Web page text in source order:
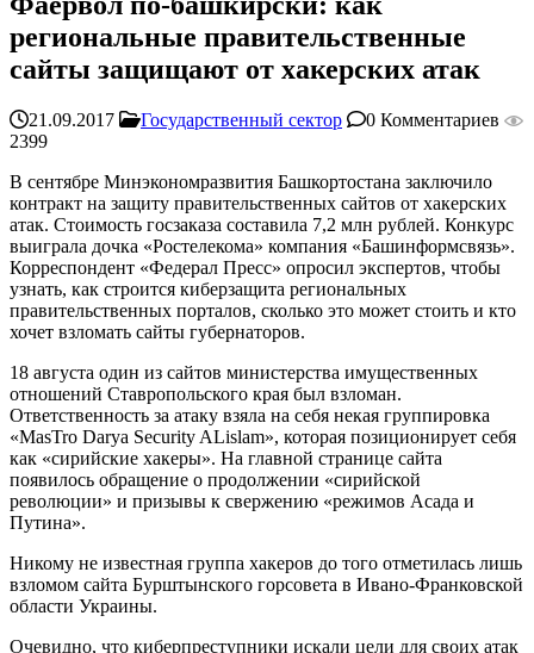
региональные правительственные
сайты защищают от хакерских атак
21.09.2017 Государственный сектор
0 Комментариев
2399
В сентябре Минэкономразвития Башкортостана заключило
контракт на защиту правительственных сайтов от хакерских
атак. Стоимость госзаказа составила 7,2 млн рублей. Конкурс
выиграла дочка «Ростелекома» компания «Башинформсвязь».
Корреспондент «Федерал Пресс» опросил экспертов, чтобы
узнать, как строится киберзащита региональных
правительственных порталов, сколько это может стоить и кто
хочет взломать сайты губернаторов.
18 августа один из сайтов министерства имущественных
отношений Ставропольского края был взломан.
Ответственность за атаку взяла на себя некая группировка
«MasTro Darya Security ALislam», которая позиционирует себя
как «сирийские хакеры». На главной странице сайта
появилось обращение о продолжении «сирийской
революции» и призывы к свержению «режимов Асада и
Путина».
Никому не известная группа хакеров до того отметилась лишь
взломом сайта Бурштынского горсовета в Ивано-Франковской
области Украины.
Очевидно, что киберпреступники искали цели для своих атак